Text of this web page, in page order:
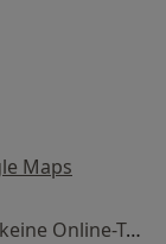
Maps
Dieser Arzt bzw. diese Ärztin bietet keine Online-Terminbuchung an diesem Standort an.